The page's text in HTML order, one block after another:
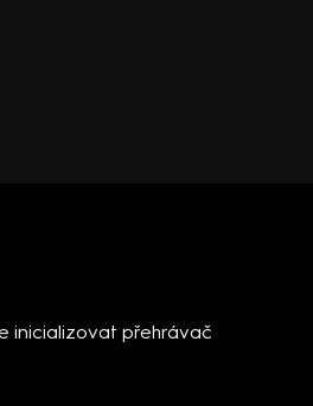
inicializovat přehrávač